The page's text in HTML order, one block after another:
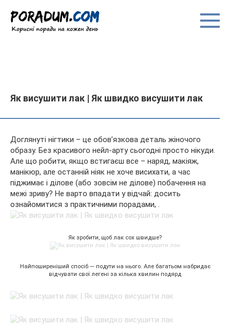
вмісту
Як висушити лак | Як швидко висушити лак
Доглянуті нігтики – це обов’язкова деталь жіночого
образу. Без красивого нейл-арту сьогодні просто нікуди.
Але що робити, якщо встигаєш все – наряд, макіяж,
манікюр, але останній ніяк не хоче висихати, а час
піджимає і ділове (або зовсім не ділове) побачення на
межі зриву? Не варто впадати у відчай: досить
ознайомитися з практичними порадами, .
Як зробити, щоб лак сох швидше?
Найпоширеніший спосіб — подути на нього. Але багатьом набридає
відчувати свої легені за кілька хвилин подярд